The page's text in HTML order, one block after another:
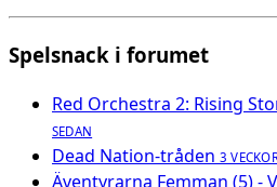
Spelsnack i forumet
Red Orchestra 2: Rising
SEDAN
Dead Nation-tråden 3
Äventyrarna Femman (5) -